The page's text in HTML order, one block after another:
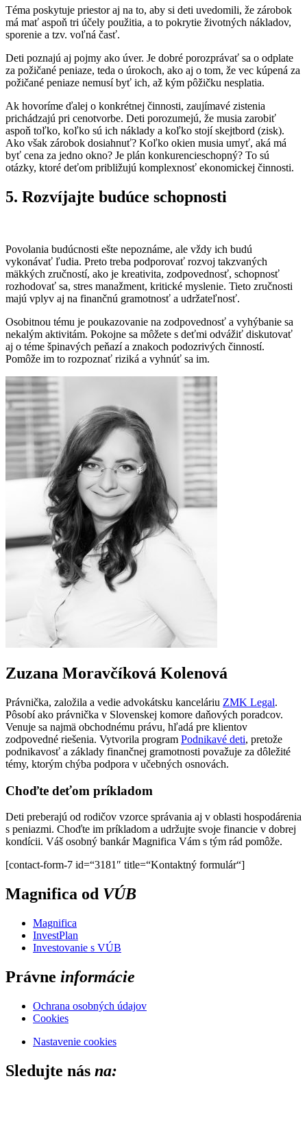
Téma poskytuje priestor aj na to, aby si deti uvedomili, že zárobok
má mať aspoň tri účely použitia, a to pokrytie životných nákladov,
sporenie a tzv. voľná časť.
Deti poznajú aj pojmy ako úver. Je dobré porozprávať sa o odplate
za požičané peniaze, teda o úrokoch, ako aj o tom, že vec kúpená za
požičané peniaze nemusí byť ich, až kým pôžičku nesplatia.
Ak hovoríme ďalej o konkrétnej činnosti, zaujímavé zistenia
prichádzajú pri cenotvorbe. Deti porozumejú, že musia zarobiť
aspoň toľko, koľko sú ich náklady a koľko stojí skejtbord (zisk).
Ako však zárobok dosiahnuť? Koľko okien musia umyť, aká má
byť cena za jedno okno? Je plán konkurencieschopný? To sú
otázky, ktoré deťom približujú komplexnosť ekonomickej činnosti.
5. Rozvíjajte budúce schopnosti
Povolania budúcnosti ešte nepoznáme, ale vždy ich budú
vykonávať ľudia. Preto treba podporovať rozvoj takzvaných
mäkkých zručností, ako je kreativita, zodpovednosť, schopnosť
rozhodovať sa, stres manažment, kritické myslenie. Tieto zručnosti
majú vplyv aj na finančnú gramotnosť a udržateľnosť.
Osobitnou tému je poukazovanie na zodpovednosť a vyhýbanie sa
nekalým aktivitám. Pokojne sa môžete s deťmi odvážiť diskutovať
aj o téme špinavých peňazí a znakoch podozrivých činností.
Pomôže im to rozpoznať riziká a vyhnúť sa im.
Zuzana Moravčíková Kolenová
Právnička, založila a vedie advokátsku kanceláriu ZMK Legal.
Pôsobí ako právnička v Slovenskej komore daňových poradcov.
Venuje sa najmä obchodnému právu, hľadá pre klientov
zodpovedné riešenia. Vytvorila program Podnikavé deti, pretože
podnikavosť a základy finančnej gramotnosti považuje za dôležité
témy, ktorým chýba podpora v učebných osnovách.
Choďte deťom príkladom
Deti preberajú od rodičov vzorce správania aj v oblasti hospodárenia
s peniazmi. Choďte im príkladom a udržujte svoje financie v dobrej
kondícii. Váš osobný bankár Magnifica Vám s tým rád pomôže.
[contact-form-7 id=“3181″ title=“Kontaktný formulár“]
Magnifica od VÚB
Magnifica
InvestPlan
Investovanie s VÚB
Právne informácie
Ochrana osobných údajov
Cookies
Nastavenie cookies
Sledujte nás na: